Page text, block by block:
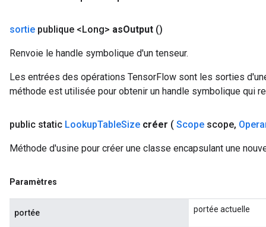
sortie publique <Long> asOutput ()
Renvoie le handle symbolique d'un tenseur.
Les entrées des opérations TensorFlow sont les sorties
méthode est utilisée pour obtenir un handle symbolique qui
public static LookupTableSize créer ( Scope scope,
Méthode d'usine pour créer une classe encapsulant une
Paramètres
portée portée actuelle